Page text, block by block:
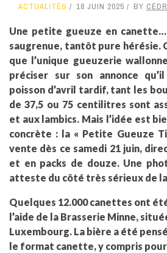
ACTUALITÉS 18 JUIN 2025 BY
Une petite gueuze en
saugrenue, tantôt pure hérésie.
que l’unique gueuzerie
préciser sur son annonce
poisson d’avril tardif, tant les
de 37,5 ou 75 centilitres sont
et aux lambics. Mais l’idée est
concrète : la « Petite Gueuze
vente dès ce samedi 21 juin,
et en packs de douze. Une
atteste du côté très sérieux de
Quelques 12.000 canettes ont
l’aide de la Brasserie Minne,
Luxembourg. La bière a été
le format canette, y compris